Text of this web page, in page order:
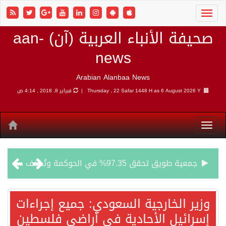
صحيفة الأنباء العربية (آن) aan-
news
Arabian Alanbaa News
Thursday , 22 Safar 1448 H as6 August 2026 Y | فبراير 8, 2018 , 4:14 ص
جمعية طويق تحقق 97.35% في الحوكمة وتُصنف ضمن الكيانات متناهية الكبر وتحصد شهادة الآيزو للعام الثالث على التوالي
“الفرصة الأخيرة”.. ترامب: المحادثات مع إيران جارية الآن
وزير الخارجية السعودي: جميع إجراءات
إسرائيل الأحادية في أراضي فلسطين